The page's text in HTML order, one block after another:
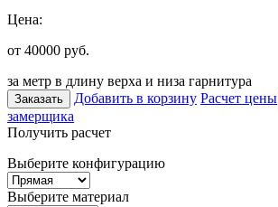
Цена:
от 40000 руб.
за метр в длину верха и низа гарнитура
Заказать Добавить в корзину Расчет цены
замерщика
Получить расчет
Выберите конфигурацию
Выберите материал